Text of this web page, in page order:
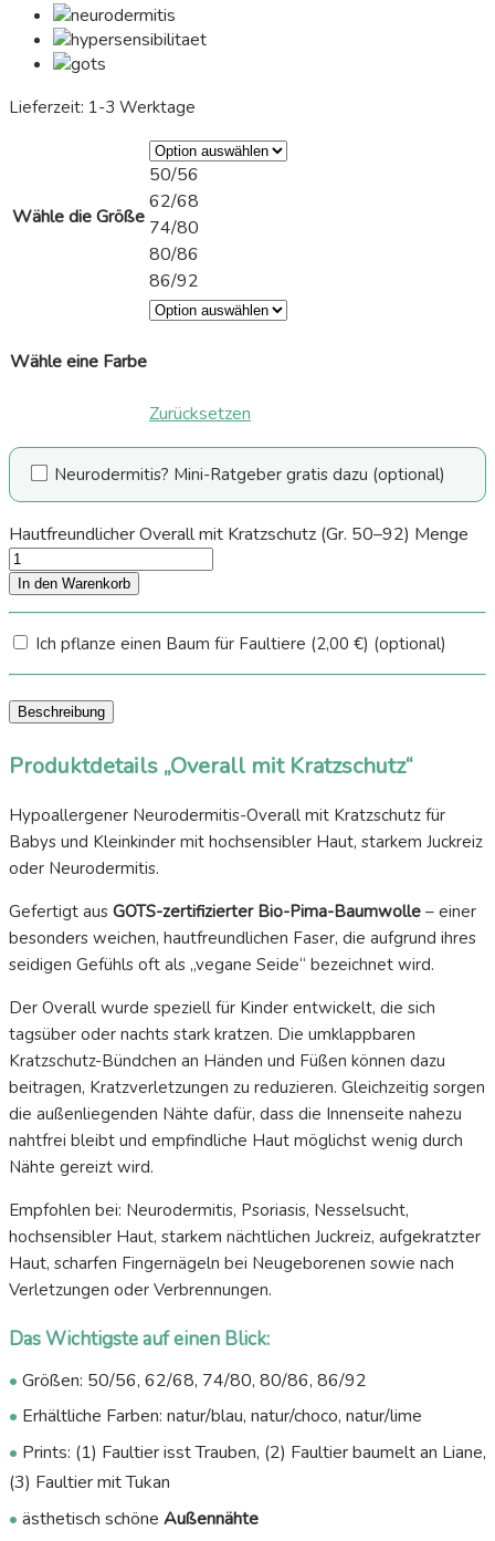
Lieferzeit: 1-3 Werktage
Wähle die Größe
50/56
62/68
74/80
80/86
86/92
Wähle eine Farbe
Zurücksetzen
Neurodermitis? Mini-Ratgeber gratis dazu (optional)
Hautfreundlicher Overall mit Kratzschutz (Gr. 50–92) Menge
In den Warenkorb
Ich pflanze einen Baum für Faultiere (2,00 €) (optional)
Beschreibung
Produktdetails „Overall mit Kratzschutz“
Hypoallergener Neurodermitis-Overall mit Kratzschutz für
Babys und Kleinkinder mit hochsensibler Haut, starkem Juckreiz
oder Neurodermitis.
Gefertigt aus GOTS-zertifizierter Bio-Pima-Baumwolle – einer
besonders weichen, hautfreundlichen Faser, die aufgrund ihres
seidigen Gefühls oft als „vegane Seide“ bezeichnet wird.
Der Overall wurde speziell für Kinder entwickelt, die sich
tagsüber oder nachts stark kratzen. Die umklappbaren
Kratzschutz-Bündchen an Händen und Füßen können dazu
beitragen, Kratzverletzungen zu reduzieren. Gleichzeitig sorgen
die außenliegenden Nähte dafür, dass die Innenseite nahezu
nahtfrei bleibt und empfindliche Haut möglichst wenig durch
Nähte gereizt wird.
Empfohlen bei: Neurodermitis, Psoriasis, Nesselsucht,
hochsensibler Haut, starkem nächtlichen Juckreiz, aufgekratzter
Haut, scharfen Fingernägeln bei Neugeborenen sowie nach
Verletzungen oder Verbrennungen.
Das Wichtigste auf einen Blick:
• Größen: 50/56, 62/68, 74/80, 80/86, 86/92
• Erhältliche Farben: natur/blau, natur/choco, natur/lime
• Prints: (1) Faultier isst Trauben, (2) Faultier baumelt an Liane,
(3) Faultier mit Tukan
• ästhetisch schöne Außennähte